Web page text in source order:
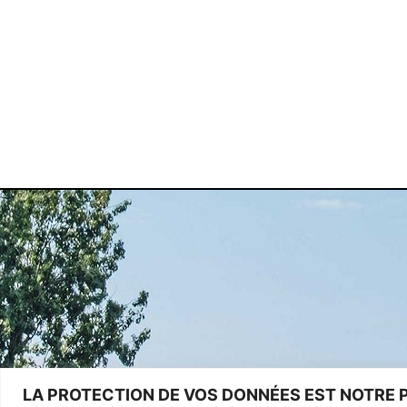
LA PROTECTION DE VOS DONNÉES EST NOTRE